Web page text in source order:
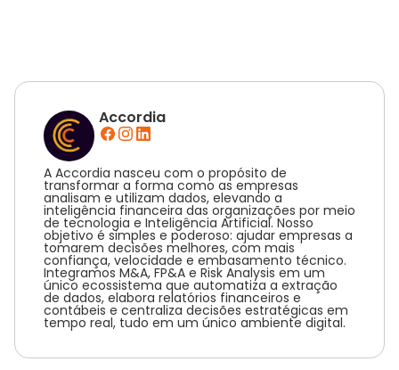
Accordia
A Accordia nasceu com o propósito de
transformar a forma como as empresas
analisam e utilizam dados, elevando a
inteligência financeira das organizações por meio
de tecnologia e Inteligência Artificial. Nosso
objetivo é simples e poderoso: ajudar empresas a
tomarem decisões melhores, com mais
confiança, velocidade e embasamento técnico.
Integramos M&A, FP&A e Risk Analysis em um
único ecossistema que automatiza a extração
de dados, elabora relatórios financeiros e
contábeis e centraliza decisões estratégicas em
tempo real, tudo em um único ambiente digital.